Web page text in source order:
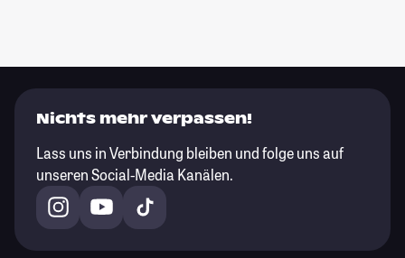
Nichts mehr verpassen!
Lass uns in Verbindung bleiben und folge uns auf
unseren Social-Media Kanälen.